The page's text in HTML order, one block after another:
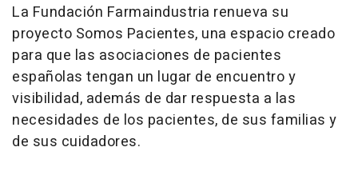
La Fundación Farmaindustria renueva su
proyecto Somos Pacientes, una espacio creado
para que las asociaciones de pacientes
españolas tengan un lugar de encuentro y
visibilidad, además de dar respuesta a las
necesidades de los pacientes, de sus familias y
de sus cuidadores.